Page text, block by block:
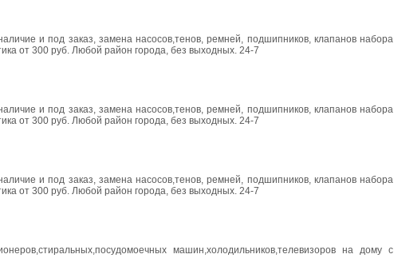
и под заказ, замена насосов,тенов, ремней, подшипников, клапанов набора
от 300 руб. Любой район города, без выходных. 24-7
и под заказ, замена насосов,тенов, ремней, подшипников, клапанов набора
от 300 руб. Любой район города, без выходных. 24-7
и под заказ, замена насосов,тенов, ремней, подшипников, клапанов набора
от 300 руб. Любой район города, без выходных. 24-7
машин,холодильников,телевизоров на дому с